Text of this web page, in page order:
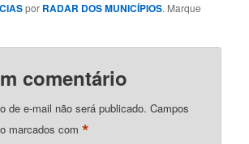
por RADAR DOS MUNICÍPIOS. Marque
comentário
de e-mail não será publicado. Campos
marcados com*